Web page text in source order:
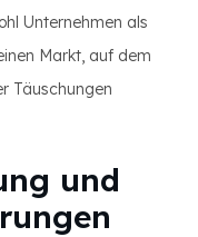
Unternehmen als
Markt, auf dem
Täuschungen
und